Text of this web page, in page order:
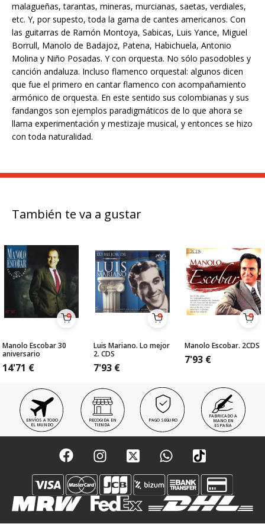
malagueñas, tarantas, mineras, murcianas, saetas, verdiales,
etc. Y, por supesto, toda la gama de cantes americanos. Con
las guitarras de Ramón Montoya, Sabicas, Luis Yance, Miguel
Borrull, Manolo de Badajoz, Patena, Habichuela, Antonio
Molina y Niño Posadas. Y con orquesta. No sólo pasodobles y
canción andaluza. Incluso flamenco orquestal: algunos dicen
que fue el primero en cantar flamenco con acompañamiento
armónico de orquesta. En este sentido sus colombianas y sus
fandangos son ejemplos paradigmáticos de lo que ahora se
llama experimentación y mestizaje musical, y entonces se hizo
con toda naturalidad.
También te va a gustar
Manolo Escobar 30
aniversario
14'71 €
Luis Mariano. Lo mejor
2. CDS
7'93 €
Manolo Escobar. 2CDS
7'93 €
ENVÍOS A TODO
EL MUNDO
RECOGIDA EN
TIENDA
PAGO SEGURO
FABRICADO A
MANO EN
ESPAÑA